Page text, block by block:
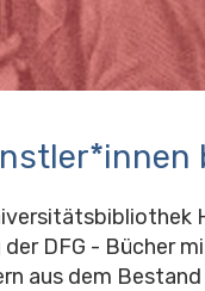
DFG - Bücher
aus dem